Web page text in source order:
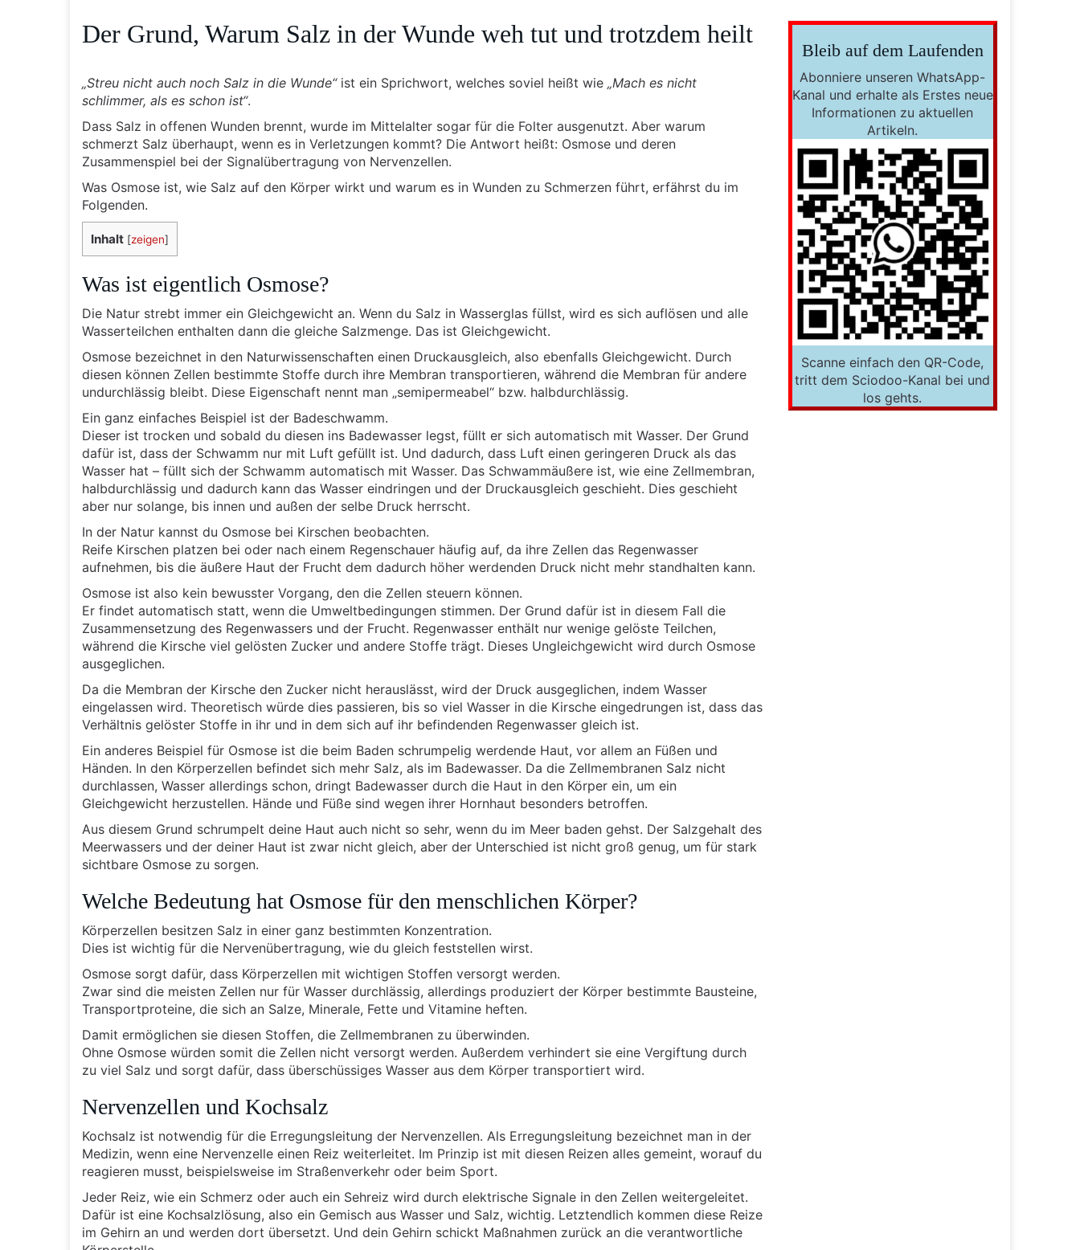
Der Grund, Warum Salz in der Wunde weh tut und trotzdem heilt
„Streu nicht auch noch Salz in die Wunde“ist ein Sprichwort, welches soviel heißt wie „Mach es nicht
schlimmer, als es schon ist“.
Dass Salz in offenen Wunden brennt, wurde im Mittelalter sogar für die Folter ausgenutzt. Aber warum
schmerzt Salz überhaupt, wenn es in Verletzungen kommt? Die Antwort heißt: Osmose und deren
Zusammenspiel bei der Signalübertragung von Nervenzellen.
Was Osmose ist, wie Salz auf den Körper wirkt und warum es in Wunden zu Schmerzen führt, erfährst du im
Folgenden.
Inhalt [zeigen]
Was ist eigentlich Osmose?
Die Natur strebt immer ein Gleichgewicht an. Wenn du Salz in Wasserglas füllst, wird es sich auflösen und alle
Wasserteilchen enthalten dann die gleiche Salzmenge. Das ist Gleichgewicht.
Osmose bezeichnet in den Naturwissenschaften einen Druckausgleich, also ebenfalls Gleichgewicht. Durch
diesen können Zellen bestimmte Stoffe durch ihre Membran transportieren, während die Membran für andere
undurchlässig bleibt. Diese Eigenschaft nennt man „semipermeabel“ bzw. halbdurchlässig.
Ein ganz einfaches Beispiel ist der Badeschwamm.
Dieser ist trocken und sobald du diesen ins Badewasser legst, füllt er sich automatisch mit Wasser. Der Grund
dafür ist, dass der Schwamm nur mit Luft gefüllt ist. Und dadurch, dass Luft einen geringeren Druck als das
Wasser hat – füllt sich der Schwamm automatisch mit Wasser. Das Schwammäußere ist, wie eine Zellmembran,
halbdurchlässig und dadurch kann das Wasser eindringen und der Druckausgleich geschieht. Dies geschieht
aber nur solange, bis innen und außen der selbe Druck herrscht.
In der Natur kannst du Osmose bei Kirschen beobachten.
Reife Kirschen platzen bei oder nach einem Regenschauer häufig auf, da ihre Zellen das Regenwasser
aufnehmen, bis die äußere Haut der Frucht dem dadurch höher werdenden Druck nicht mehr standhalten kann.
Osmose ist also kein bewusster Vorgang, den die Zellen steuern können.
Er findet automatisch statt, wenn die Umweltbedingungen stimmen. Der Grund dafür ist in diesem Fall die
Zusammensetzung des Regenwassers und der Frucht. Regenwasser enthält nur wenige gelöste Teilchen,
während die Kirsche viel gelösten Zucker und andere Stoffe trägt. Dieses Ungleichgewicht wird durch Osmose
ausgeglichen.
Da die Membran der Kirsche den Zucker nicht herauslässt, wird der Druck ausgeglichen, indem Wasser
eingelassen wird. Theoretisch würde dies passieren, bis so viel Wasser in die Kirsche eingedrungen ist, dass das
Verhältnis gelöster Stoffe in ihr und in dem sich auf ihr befindenden Regenwasser gleich ist.
Ein anderes Beispiel für Osmose ist die beim Baden schrumpelig werdende Haut, vor allem an Füßen und
Händen. In den Körperzellen befindet sich mehr Salz, als im Badewasser. Da die Zellmembranen Salz nicht
durchlassen, Wasser allerdings schon, dringt Badewasser durch die Haut in den Körper ein, um ein
Gleichgewicht herzustellen. Hände und Füße sind wegen ihrer Hornhaut besonders betroffen.
Aus diesem Grund schrumpelt deine Haut auch nicht so sehr, wenn du im Meer baden gehst. Der Salzgehalt des
Meerwassers und der deiner Haut ist zwar nicht gleich, aber der Unterschied ist nicht groß genug, um für stark
sichtbare Osmose zu sorgen.
Welche Bedeutung hat Osmose für den menschlichen Körper?
Körperzellen besitzen Salz in einer ganz bestimmten Konzentration.
Dies ist wichtig für die Nervenübertragung, wie du gleich feststellen wirst.
Osmose sorgt dafür, dass Körperzellen mit wichtigen Stoffen versorgt werden.
Zwar sind die meisten Zellen nur für Wasser durchlässig, allerdings produziert der Körper bestimmte Bausteine,
Transportproteine, die sich an Salze, Minerale, Fette und Vitamine heften.
Damit ermöglichen sie diesen Stoffen, die Zellmembranen zu überwinden.
Ohne Osmose würden somit die Zellen nicht versorgt werden. Außerdem verhindert sie eine Vergiftung durch
zu viel Salz und sorgt dafür, dass überschüssiges Wasser aus dem Körper transportiert wird.
Nervenzellen und Kochsalz
Kochsalz ist notwendig für die Erregungsleitung der Nervenzellen. Als Erregungsleitung bezeichnet man in der
Medizin, wenn eine Nervenzelle einen Reiz weiterleitet. Im Prinzip ist mit diesen Reizen alles gemeint, worauf du
reagieren musst, beispielsweise im Straßenverkehr oder beim Sport.
Jeder Reiz, wie ein Schmerz oder auch ein Sehreiz wird durch elektrische Signale in den Zellen weitergeleitet.
Dafür ist eine Kochsalzlösung, also ein Gemisch aus Wasser und Salz, wichtig. Letztendlich kommen diese Reize
im Gehirn an und werden dort übersetzt. Und dein Gehirn schickt Maßnahmen zurück an die verantwortliche
Bleib auf dem Laufenden
Abonniere unseren WhatsApp-
Kanal und erhalte als Erstes neue
Informationen zu aktuellen
Artikeln.
Scanne einfach den QR-Code,
tritt dem Sciodoo-Kanal bei und
los gehts.